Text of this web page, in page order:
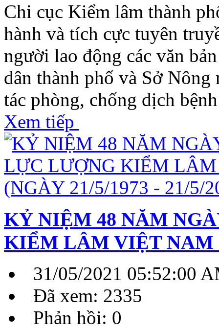
Chi cục Kiểm lâm thành
hành và tích cực tuyên
người lao động các văn
dân thành phố và Sở
tác phòng, chống dịch
Xem tiếp
KỶ NIỆM 48 NĂM
KIỂM LÂM VIỆT NAM
31/05/2021 05:52:00
Đã xem: 2335
Phản hồi: 0